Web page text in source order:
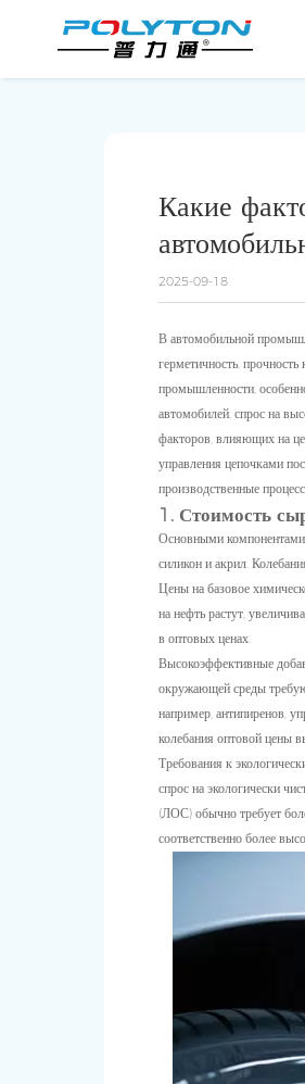
Какие
2025-09-18
В автомобильной
герметичность,
промышленности,
автомобилей, спрос на
факторов, влияющих на
управления цепочками
производственные
1. Стоимость
Основными компонентами
силикон и акрил.
Цены на базовое
на нефть растут,
в оптовых ценах.
Высокоэффективные
окружающей среды
например, антипиренов,
колебания оптовой цены
Требования к
спрос на экологически
(ЛОС) обычно требует
соответственно более